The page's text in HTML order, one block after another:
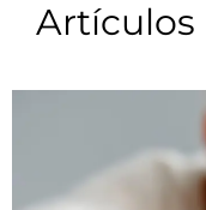
Artículos